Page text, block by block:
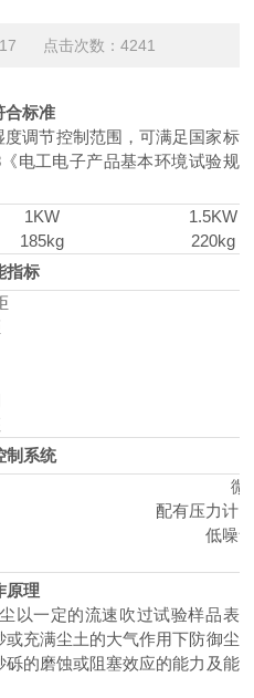
17 点击次数：4241
合标准
调节控制范围，可满足国家标
电工电子产品基本环境试验规
1KW
1.5KW
185kg
220kg
指标
制系统
微
配有压力计
低噪
原理
一定的流速吹过试验样品表
充满尘土的大气作用下防御尘
的磨蚀或阻塞效应的能力及能